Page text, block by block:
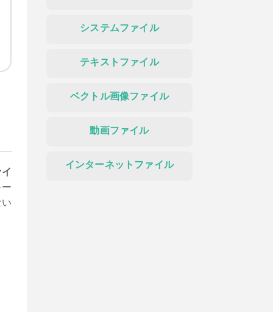
システムファイル
テキストファイル
ベクトル画像ファイル
動画ファイル
インターネットファイル